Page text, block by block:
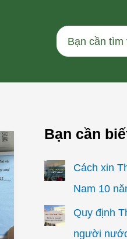
Search
for:
Bạn cần
Cách xin
Nam 10
Quy định
người